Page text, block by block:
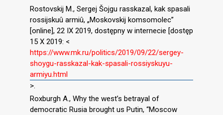
Rostovskij M., Sergej Šojgu rasskazal, kak spasali
rossijskuû armiû, „Moskovskij komsomoleс”
[online], 22 IX 2019, dostępny w internecie [dostęp
15 X 2019: <
https://www.mk.ru/politics/2019/09/22/sergey-
shoygu-rasskazal-kak-spasali-rossiyskuyu-
armiyu.html
>.
Roxburgh A., Why the west’s betrayal of
democratic Rusia brought us Putin, “Moscow